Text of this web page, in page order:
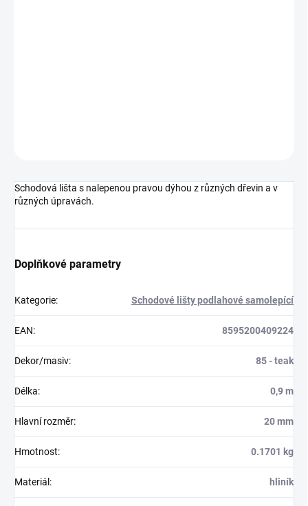
Schodová lišta s nalepenou pravou dýhou z různých dřevin a v
různých úpravách.
Doplňkové parametry
Kategorie: Schodové lišty podlahové samolepící
EAN: 8595200409224
Dekor/masiv: 85 - teak
Délka: 0,9 m
Hlavní rozměr: 20 mm
Hmotnost: 0.1701 kg
Materiál : hliník